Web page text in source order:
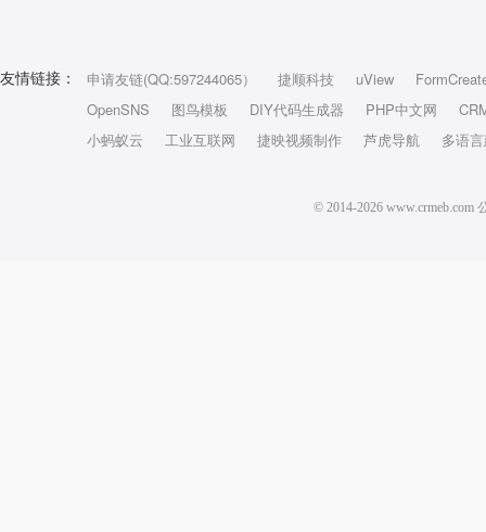
友情链接： 申请友链(QQ:597244065） 捷顺科技 uView
OpenSNS
图鸟模板 DIY代码生成器 PHP中文网
小蚂蚁云
工业互联网 捷映视频制作 芦虎导航 多语
© 2014-2026